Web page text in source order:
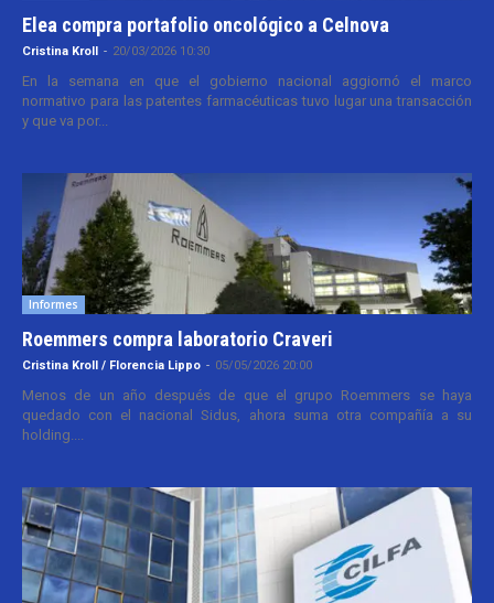
Elea compra portafolio oncológico a Celnova
Cristina Kroll - 20/03/2026 10:30
En la semana en que el gobierno nacional aggiornó el marco
normativo para las patentes farmacéuticas tuvo lugar una transacción
y que va por...
Informes
Roemmers compra laboratorio Craveri
Cristina Kroll / Florencia Lippo - 05/05/2026 20:00
Menos de un año después de que el grupo Roemmers se haya
quedado con el nacional Sidus, ahora suma otra compañía a su
holding....